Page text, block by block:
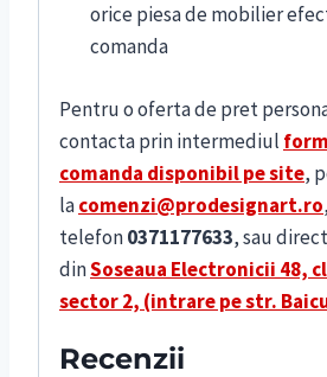
orice piesa de mobilier
comanda
Pentru o oferta de pret
contacta prin intermediul
comanda disponibil pe site,
lacomenzi@prodesignart.ro
telefon0371177633, sau
dinSoseaua Electronicii 48,
sector 2, (intrare pe str.
Recenzii